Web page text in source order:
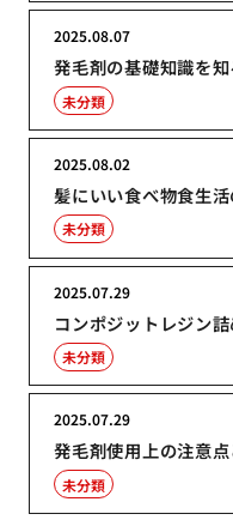
発毛剤の基礎知識を知
2025.08.07
未分類
髪にいい食べ物食生
2025.08.02
未分類
コンポジットレジン
2025.07.29
未分類
発毛剤使用上の注意
2025.07.29
未分類